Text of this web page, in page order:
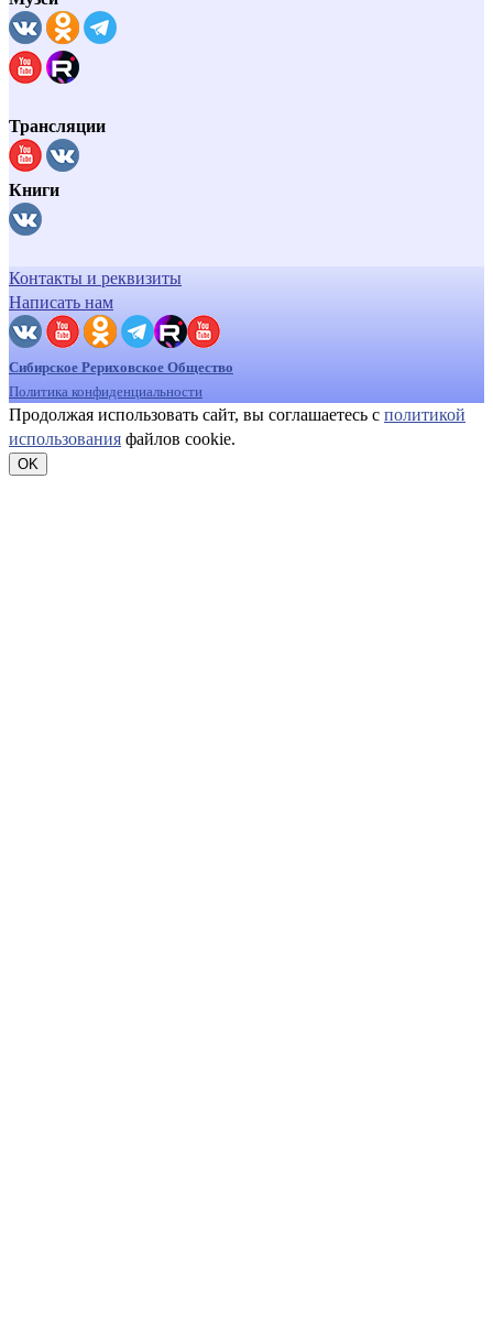
Трансляции
Книги
Контакты и реквизиты
Написать нам
Сибирское Рериховское Общество
Политика конфиденциальности
Продолжая использовать сайт, вы соглашаетесь с политикой
использования файлов cookie.
OK